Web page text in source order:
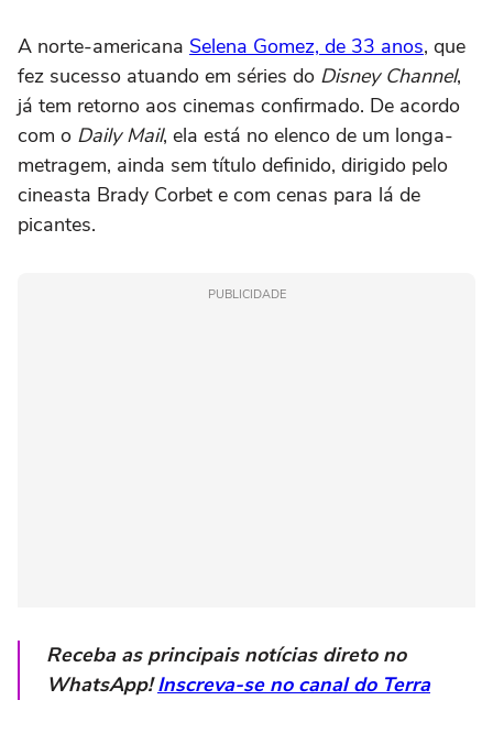
A norte-americana Selena Gomez, de 33 anos, que
fez sucesso atuando em séries do Disney Channel,
já tem retorno aos cinemas confirmado. De acordo
com o Daily Mail, ela está no elenco de um longa-
metragem, ainda sem título definido, dirigido pelo
cineasta Brady Corbet e com cenas para lá de
picantes.
PUBLICIDADE
Receba as principais notícias direto no
WhatsApp!Inscreva-se no canal do Terra